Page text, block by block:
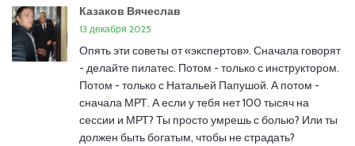
Казаков Вячеслав
13 декабря 2025
Опять эти советы от «экспертов». Сначала говорят
- делайте пилатес. Потом - только с инструктором.
Потом - только с Натальей Папушой. А потом -
сначала МРТ. А если у тебя нет 100 тысяч на
сессии и МРТ? Ты просто умрешь с болью? Или ты
должен быть богатым, чтобы не страдать?